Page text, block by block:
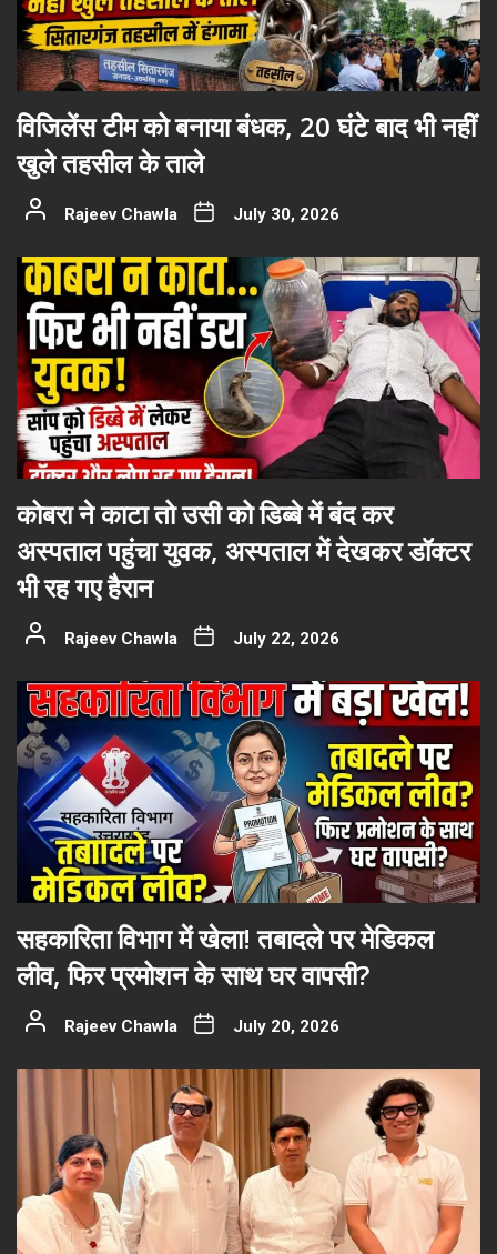
विजिलेंस टीम को बनाया बंधक, 20 घंटे बाद भी नहीं
खुले तहसील के ताले
Rajeev Chawla July 30, 2026
कोबरा ने काटा तो उसी को डिब्बे में बंद कर
अस्पताल पहुंचा युवक, अस्पताल में देखकर डॉक्टर
भी रह गए हैरान
Rajeev Chawla July 22, 2026
सहकारिता विभाग में खेला! तबादले पर मेडिकल
लीव, फिर प्रमोशन के साथ घर वापसी?
Rajeev Chawla July 20, 2026